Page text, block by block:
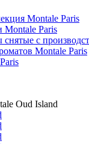
Montale Paris
Paris
с
Montale Paris
Oud Island